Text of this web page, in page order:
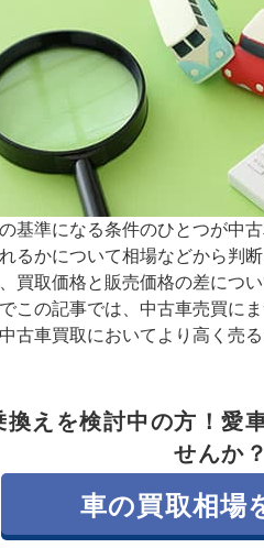
基準になる条件のひとつが中
るかについて相場などから判
買取価格と販売価格の差につ
この記事では、中古車売買に
古車買取においてより高く売
換えを検討中の方！愛
せんか？
車の買取相場